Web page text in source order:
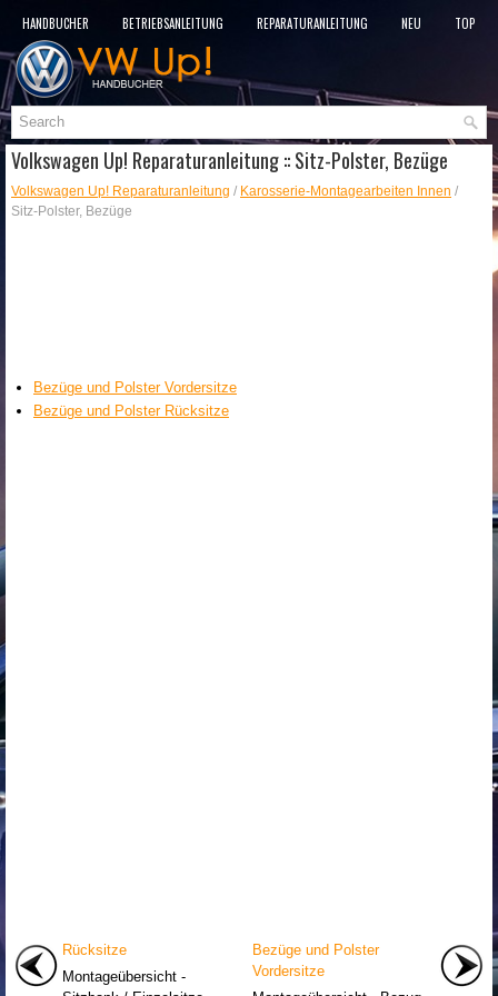
HANDBÜCHER BETRIEBSANLEITUNG REPARATURANLEITUNG NEU
TOP
SITEMAP
Volkswagen Up! Reparaturanleitung :: Sitz-Polster, Bezüge
Volkswagen Up! Reparaturanleitung / Karosserie-Montagearbeiten Innen /
Sitz-Polster, Bezüge
Bezüge und Polster Vordersitze
Bezüge und Polster Rücksitze
Rücksitze
Montageübersicht -
Bezüge und Polster
Vordersitze